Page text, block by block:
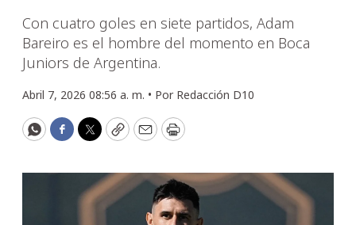
Con cuatro goles en siete partidos, Adam
Bareiro es el hombre del momento en Boca
Juniors de Argentina.
Abril 7, 2026 08:56 a. m. • Por Redacción D10
WhatsApp
Facebook
Twitter
CopyEmailPrint